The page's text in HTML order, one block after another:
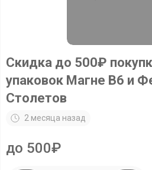
Скидка до 500₽
упаковок Магне В6 и
Столетов
2 месяца назад
до 500₽